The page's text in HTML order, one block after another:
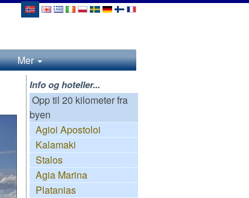
Mer
Info og hoteller...
Opp til 20 kilometer fra
byen
Agioi Apostoloi
Kalamaki
Stalos
Agia Marina
Platanias